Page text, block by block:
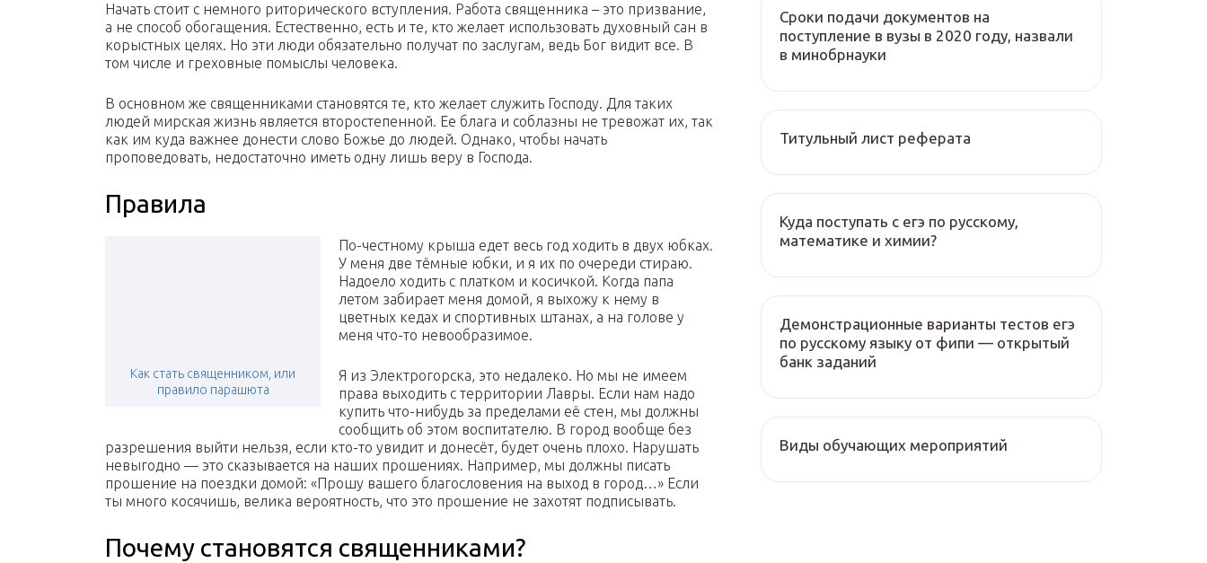
Начать стоит с немного риторического вступления. Работа священника – это призвание,
а не способ обогащения. Естественно, есть и те, кто желает использовать духовный сан в
корыстных целях. Но эти люди обязательно получат по заслугам, ведь Бог видит все. В
том числе и греховные помыслы человека.
В основном же священниками становятся те, кто желает служить Господу. Для таких
людей мирская жизнь является второстепенной. Ее блага и соблазны не тревожат их, так
как им куда важнее донести слово Божье до людей. Однако, чтобы начать
проповедовать, недостаточно иметь одну лишь веру в Господа.
Правила
Как стать священником, или
правило парашюта
По-честному крыша едет весь год ходить в двух юбках.
У меня две тёмные юбки, и я их по очереди стираю.
Надоело ходить с платком и косичкой. Когда папа
летом забирает меня домой, я выхожу к нему в
цветных кедах и спортивных штанах, а на голове у
меня что-то невообразимое.
Я из Электрогорска, это недалеко. Но мы не имеем
права выходить с территории Лавры. Если нам надо
купить что-нибудь за пределами её стен, мы должны
сообщить об этом воспитателю. В город вообще без
разрешения выйти нельзя, если кто-то увидит и донесёт, будет очень плохо. Нарушать
невыгодно — это сказывается на наших прошениях. Например, мы должны писать
прошение на поездки домой: «Прошу вашего благословения на выход в город…» Если
ты много косячишь, велика вероятность, что это прошение не захотят подписывать.
Почему становятся священниками?
Сроки подачи документов на
поступление в вузы в 2020 году, назвали
в минобрнауки
Титульный лист реферата
Куда поступать с егэ по русскому,
математике и химии?
Демонстрационные варианты тестов егэ
по русскому языку от фипи — открытый
банк заданий
Виды обучающих мероприятий